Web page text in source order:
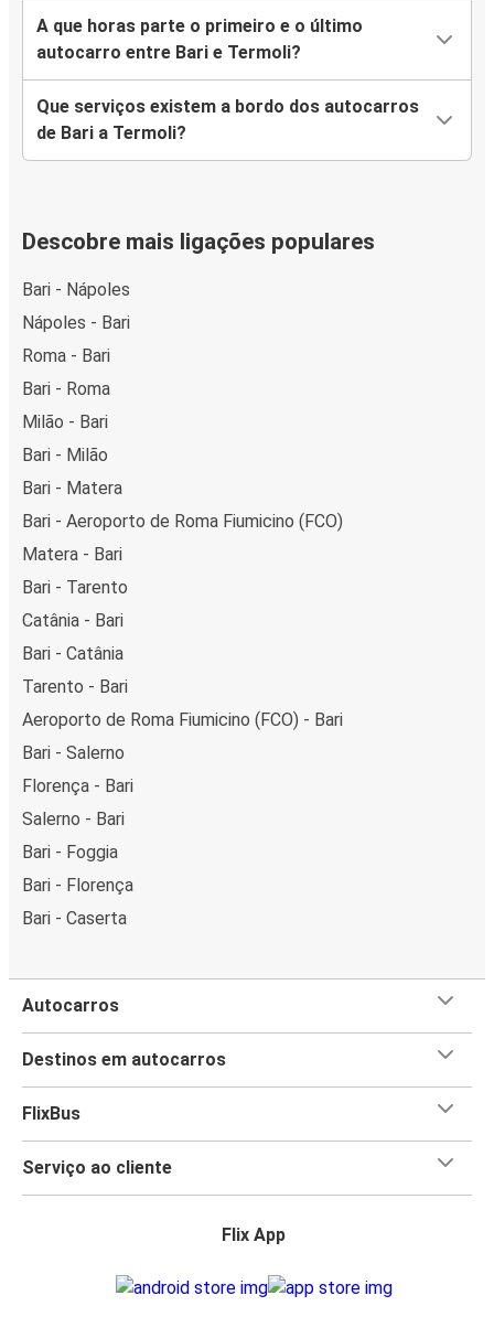
A que horas parte o primeiro e o último
autocarro entre Bari e Termoli?
Que serviços existem a bordo dos autocarros
de Bari a Termoli?
Descobre mais ligações populares
Bari - Nápoles
Nápoles - Bari
Roma - Bari
Bari - Roma
Milão - Bari
Bari - Milão
Bari - Matera
Bari - Aeroporto de Roma Fiumicino (FCO)
Matera - Bari
Bari - Tarento
Catânia - Bari
Bari - Catânia
Tarento - Bari
Aeroporto de Roma Fiumicino (FCO) - Bari
Bari - Salerno
Florença - Bari
Salerno - Bari
Bari - Foggia
Bari - Florença
Bari - Caserta
Autocarros
Destinos em autocarros
FlixBus
Serviço ao cliente
Flix App